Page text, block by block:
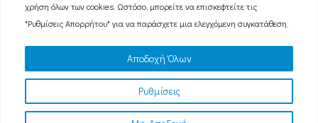
χρήση όλων των cookies. Ωστόσο, μπορείτε να επισκεφτείτε τις
"Ρυθμίσεις Απορρήτου" για να παράσχετε μια ελεγχόμενη συγκατάθεση.
Ρυθμίσεις
Αποδοχή Όλων
Henry London
Radley London
TimeUnion. Όλα τα δικαιώματα κατοχυρωμένα.